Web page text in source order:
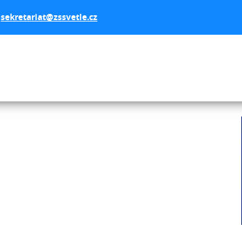
sekretariat@zssvetle.cz